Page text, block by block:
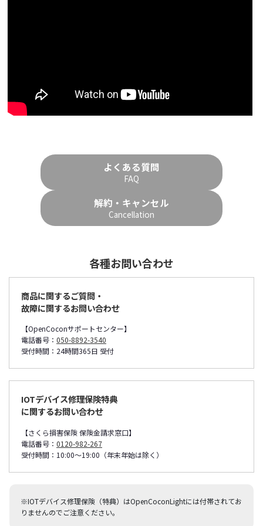
よくある質問
FAQ
解約・キャンセル
Cancellation
各種お問い合わせ
商品に関するご質問・
故障に関するお問い合わせ
【OpenCoconサポートセンター】
電話番号： 050-8892-3540
受付時間：24時間365日 受付
IOTデバイス修理保険特典
に関するお問い合わせ
【さくら損害保険 保険金請求窓口】
電話番号： 0120-982-267
受付時間：10:00～19:00（年末年始は除く）
※IOTデバイス修理保険（特典）はOpenCoconLightには付帯されてお
りませんのでご注意ください。